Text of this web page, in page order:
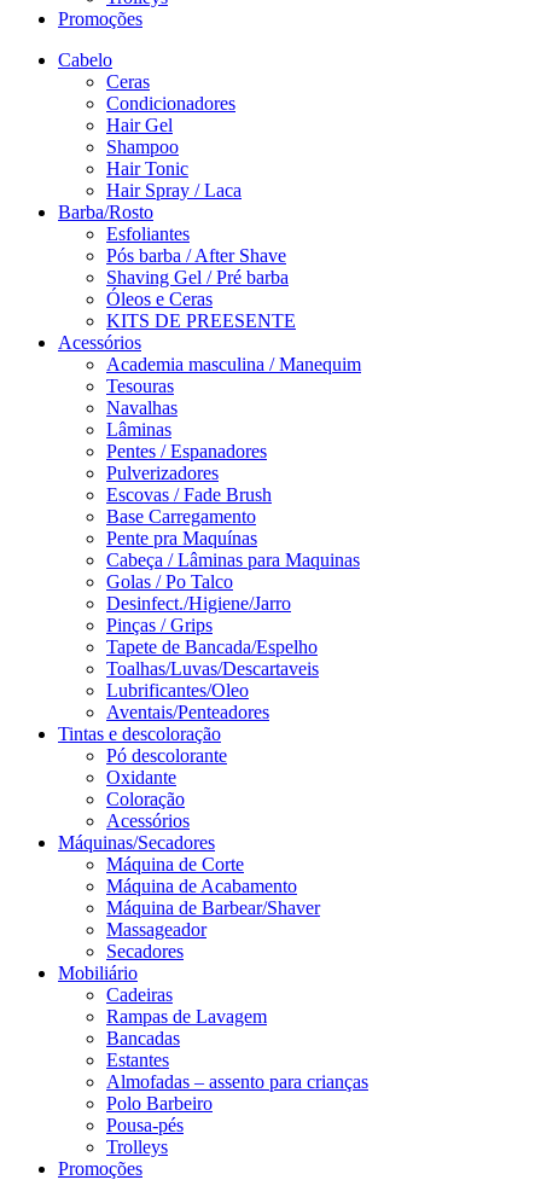
Promoções
Cabelo
Ceras
Condicionadores
Hair Gel
Shampoo
Hair Tonic
Hair Spray / Laca
Barba/Rosto
Esfoliantes
Pós barba / After Shave
Shaving Gel / Pré barba
Óleos e Ceras
KITS DE PREESENTE
Acessórios
Academia masculina / Manequim
Tesouras
Navalhas
Lâminas
Pentes / Espanadores
Pulverizadores
Escovas / Fade Brush
Base Carregamento
Pente pra Maquínas
Cabeça / Lâminas para Maquinas
Golas / Po Talco
Desinfect./Higiene/Jarro
Pinças / Grips
Tapete de Bancada/Espelho
Toalhas/Luvas/Descartaveis
Lubrificantes/Oleo
Aventais/Penteadores
Tintas e descoloração
Pó descolorante
Oxidante
Coloração
Acessórios
Máquinas/Secadores
Máquina de Corte
Máquina de Acabamento
Máquina de Barbear/Shaver
Massageador
Secadores
Mobiliário
Cadeiras
Rampas de Lavagem
Bancadas
Estantes
Almofadas – assento para crianças
Polo Barbeiro
Pousa-pés
Trolleys
Promoções